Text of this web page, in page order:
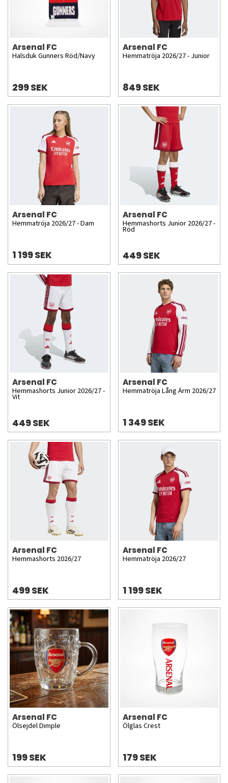
Arsenal FC
Halsduk Gunners Röd/Navy
299 SEK
Arsenal FC
Hemmatröja 2026/27 - Junior
849 SEK
Arsenal FC
Hemmatröja 2026/27 - Dam
1 199 SEK
Arsenal FC
Hemmashorts Junior 2026/27 -
Röd
449 SEK
Arsenal FC
Hemmashorts Junior 2026/27 -
Vit
449 SEK
Arsenal FC
Hemmatröja Lång Ärm 2026/27
1 349 SEK
Arsenal FC
Hemmashorts 2026/27
499 SEK
Arsenal FC
Hemmatröja 2026/27
1 199 SEK
Arsenal FC
Ölsejdel Dimple
199 SEK
Arsenal FC
Ölglas Crest
179 SEK